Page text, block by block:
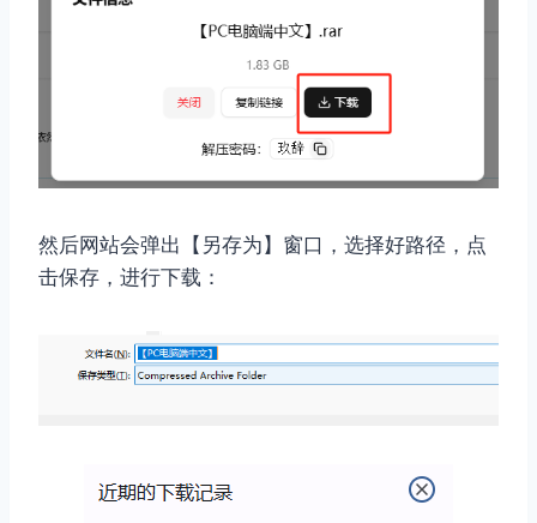
然后网站会弹出【另存为】窗口，选择好路径，点
击保存，进行下载：